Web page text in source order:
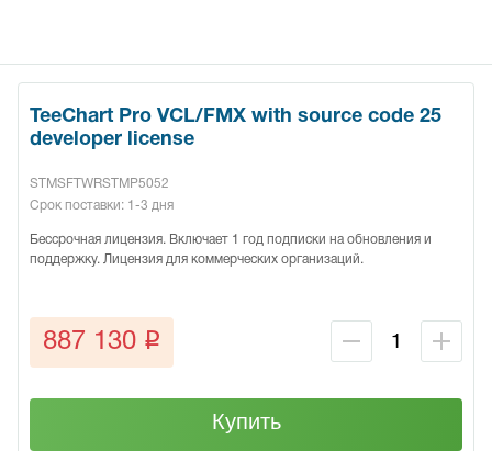
TeeChart Pro VCL/FMX with source code 25
developer license
STMSFTWRSTMP5052
Срок поставки: 1-3 дня
Бессрочная лицензия. Включает 1 год подписки на обновления и
поддержку. Лицензия для коммерческих организаций.
887 130 q
Купить